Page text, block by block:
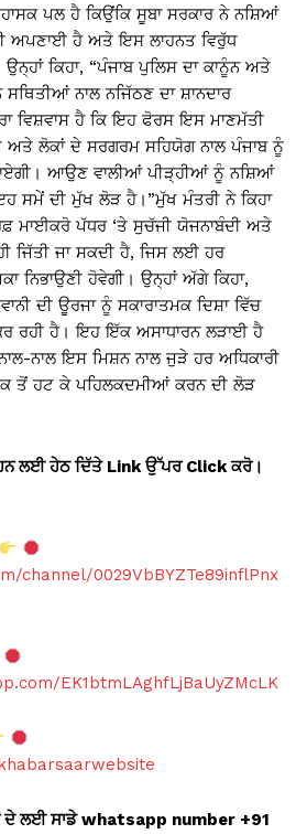
ਪਲ ਹੈ ਕਿਉਂਕਿ ਸੂਬਾ ਸਰਕਾਰ ਨੇ ਨਸ਼ਿਆਂ
ਅਪਣਾਈ ਹੈ ਅਤੇ ਇਸ ਲਾਹਨਤ ਵਿਰੁੱਧ
ਕਿਹਾ, “ਪੰਜਾਬ ਪੁਲਿਸ ਦਾ ਕਾਨੂੰਨ ਅਤੇ
ਨਾਲ ਨਜਿੱਠਣ ਦਾ ਸ਼ਾਨਦਾਰ
ਵਿਸ਼ਵਾਸ ਹੈ ਕਿ ਇਹ ਫੋਰਸ ਇਸ ਮਾਣਮੱਤੀ
ਅਤੇ ਲੋਕਾਂ ਦੇ ਸਰਗਰਮ ਸਹਿਯੋਗ ਨਾਲ ਪੰਜਾਬ ਨੂੰ
ਆਉਣ ਵਾਲੀਆਂ ਪੀੜ੍ਹੀਆਂ ਨੂੰ ਨਸ਼ਿਆਂ
ਸਮੇਂ ਦੀ ਮੁੱਖ ਲੋੜ ਹੈ।”ਮੁੱਖ ਮੰਤਰੀ ਨੇ ਕਿਹਾ
ਮਾਈਕਰੋ ਪੱਧਰ ‘ਤੇ ਸੁਚੱਜੀ ਯੋਜਨਾਬੰਦੀ ਅਤੇ
ਜਿੱਤੀ ਜਾ ਸਕਦੀ ਹੈ, ਜਿਸ ਲਈ ਹਰ
ਨਿਭਾਉਣੀ ਹੋਵੇਗੀ। ਉਨ੍ਹਾਂ ਅੱਗੇ ਕਿਹਾ,
ਦੀ ਊਰਜਾ ਨੂੰ ਸਕਾਰਾਤਮਕ ਦਿਸ਼ਾ ਵਿੱਚ
ਰਹੀ ਹੈ। ਇਹ ਇੱਕ ਅਸਾਧਾਰਨ ਲੜਾਈ ਹੈ
ਨਾਲ ਇਸ ਮਿਸ਼ਨ ਨਾਲ ਜੁੜੇ ਹਰ ਅਧਿਕਾਰੀ
ਤੋਂ ਹਟ ਕੇ ਪਹਿਲਕਦਮੀਆਂ ਕਰਨ ਦੀ ਲੋੜ
ਲਈ ਹੇਠ ਦਿੱਤੇ Linkਉੱਪਰ Clickਕਰੋ।
channel/0029VbBYZTe89inflPnx
EK1btmLAghfLjBaUyZMcLK
ਦੇ ਲਈ ਸਾਡੇ whatsapp number +91